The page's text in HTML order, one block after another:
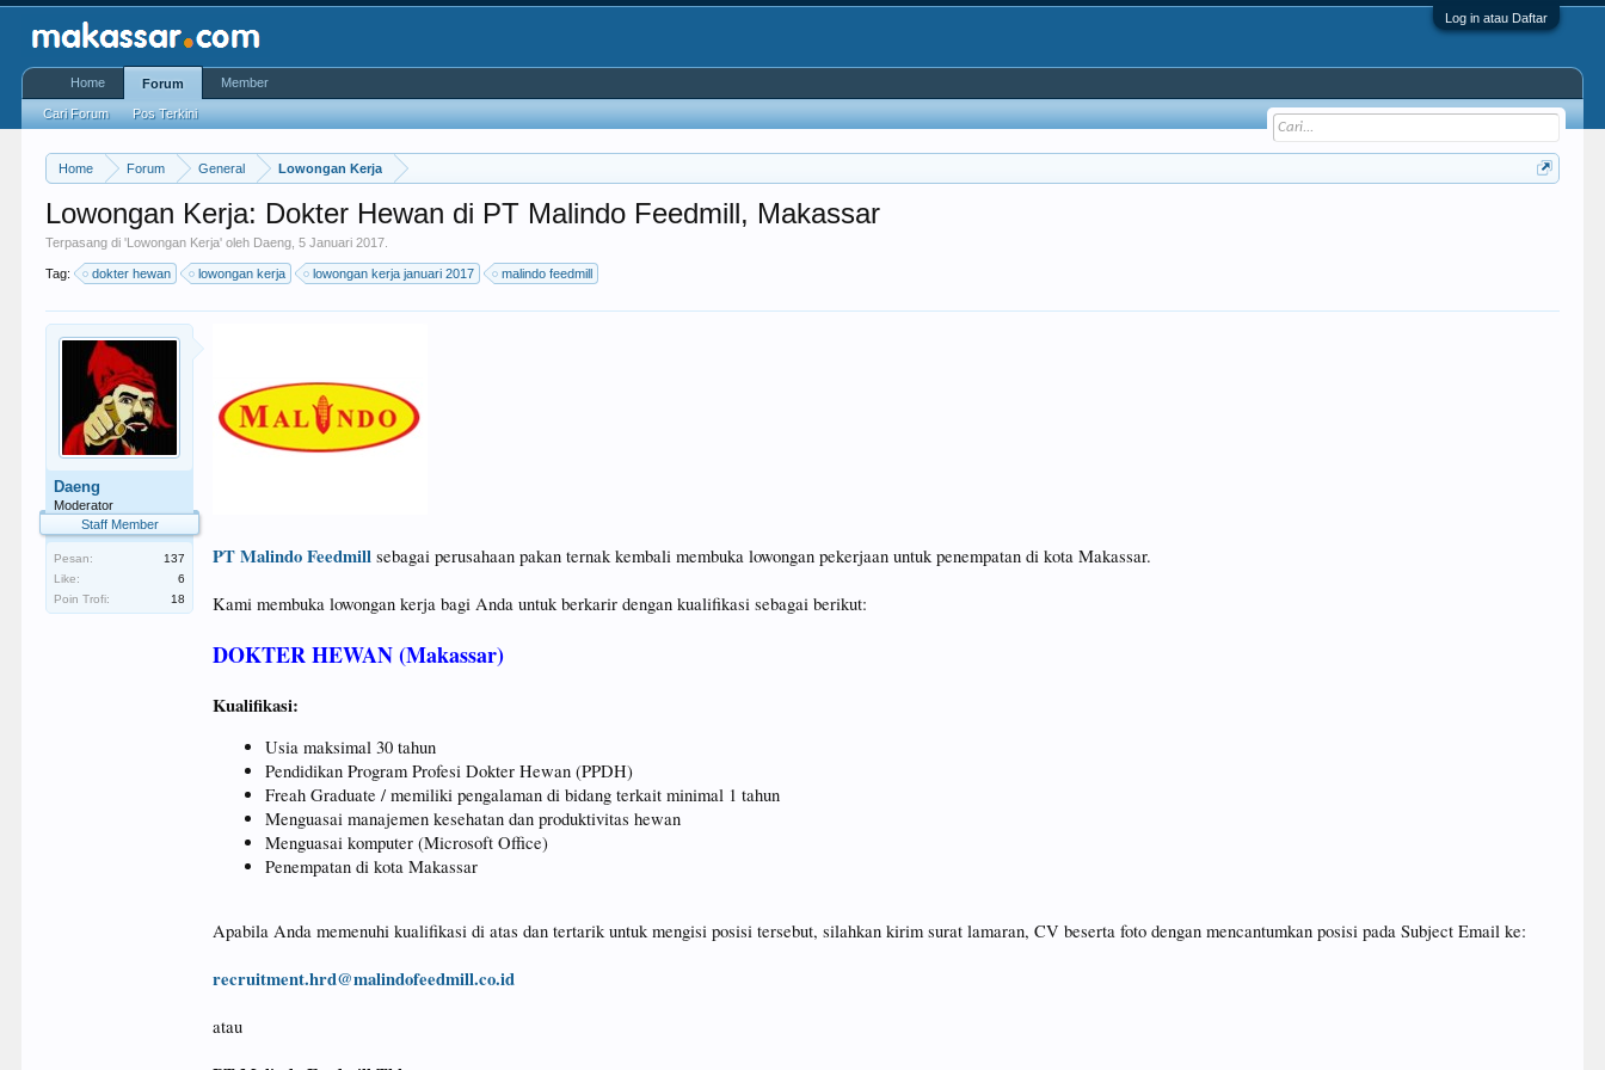
Log in atau Daftar
Home Forum General Lowongan Kerja
Lowongan Kerja: Dokter Hewan di PT Malindo Feedmill, Makassar
Terpasang di 'Lowongan Kerja' oleh Daeng ,5 Januari 2017
Tag: dokter hewan lowongan kerja lowongan kerja januari 2017 malindo feedmill
Daeng
Moderator
Staff Member
Pesan:
137
Like:
6
Poin Trofi:
18
PT Malindo Feedmill sebagai perusahaan pakan ternak kembali membuka lowongan pekerjaan untuk penempatan di kota Makassar.
Kami membuka lowongan kerja bagi Anda untuk berkarir dengan kualifikasi sebagai berikut:
DOKTER HEWAN (Makassar)
Kualifikasi:
Usia maksimal 30 tahun
Pendidikan Program Profesi Dokter Hewan (PPDH)
Freah Graduate / memiliki pengalaman di bidang terkait minimal 1 tahun
Menguasai manajemen kesehatan dan produktivitas hewan
Menguasai komputer (Microsoft Office)
Penempatan di kota Makassar
Apabila Anda memenuhi kualifikasi di atas dan tertarik untuk mengisi posisi tersebut, silahkan kirim surat lamaran, CV beserta foto dengan mencantumkan posisi pada Subject Email ke:
recruitment.hrd@malindofeedmill.co.id
atau
Home Forum
Cari Forum Pos Terkini
Member